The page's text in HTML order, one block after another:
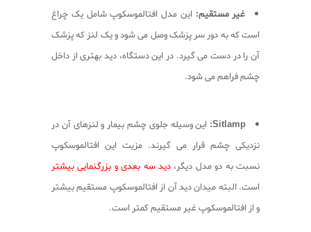
غیر مستقیم: این مدل افتالموسکوپ شامل یک چراغ
است که به دور سر پزشک وصل می شود و یک لنز که پزشک
آن را در دست می گیرد. در این دستگاه، دید بهتری از داخل
چشم فراهم می شود.
Sitlamp: این وسیله جلوی چشم بیمار و لنزهای آن در
نزدیکی چشم قرار می گیرند. مزیت این افتالموسکوپ
نسبت به دو مدل دیگر، دید سه بعدی و بزرگنمایی بیشتر
است. البته میدان دید آن از افتالموسکوپ مستقیم بیشتر
و از افتالموسکوپ غیر مستقیم کمتر است.